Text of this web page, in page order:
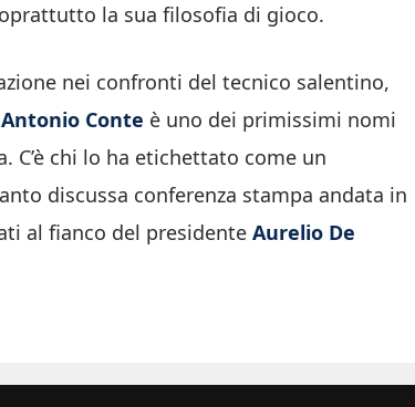
la sua filosofia di gioco.
nei confronti del tecnico salentino,
Antonio Conte è uno dei primissimi nomi
chi lo ha etichettato come un
discussa conferenza stampa andata in
al fianco del presidente Aurelio De